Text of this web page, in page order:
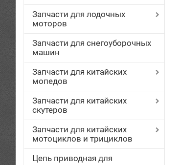
Запчасти для лодочных
моторов
Запчасти для снегоуборочных
машин
Запчасти для китайских
мопедов
Запчасти для китайских
скутеров
Запчасти для китайских
мотоциклов и трициклов
Цепь приводная для